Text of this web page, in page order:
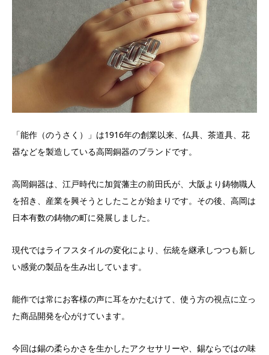
「能作（のうさく）」は1916年の創業以来、仏具、茶道具、花
器などを製造している高岡銅器のブランドです。
高岡銅器は、江戸時代に加賀藩主の前田氏が、大阪より鋳物職人
を招き、産業を興そうとしたことが始まりです。その後、高岡は
日本有数の鋳物の町に発展しました。
現代ではライフスタイルの変化により、伝統を継承しつつも新し
い感覚の製品を生み出しています。
能作では常にお客様の声に耳をかたむけて、使う方の視点に立っ
た商品開発を心がけています。
今回は錫の柔らかさを生かしたアクセサリーや、錫ならではの味